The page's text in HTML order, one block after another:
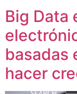
Big Data
basadas
hacer